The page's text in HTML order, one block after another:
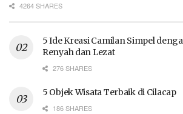
4264 SHARES
5 Ide Kreasi Camilan Simpel
Renyah dan Lezat
276 SHARES
5 Objek Wisata Terbaik di Cilacap
186 SHARES